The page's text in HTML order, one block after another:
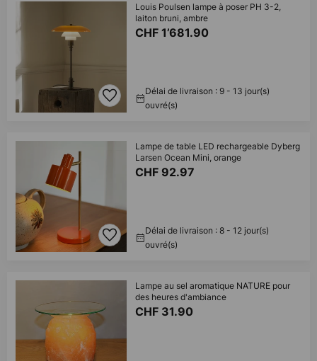
Louis Poulsen lampe à poser PH 3-2,
laiton bruni, ambre
CHF 1’681.90
Délai de livraison : 9 - 13 jour(s)
ouvré(s)
Lampe de table LED rechargeable Dyberg
Larsen Ocean Mini, orange
CHF 92.97
Délai de livraison : 8 - 12 jour(s)
ouvré(s)
Lampe au sel aromatique NATURE pour
des heures d'ambiance
CHF 31.90